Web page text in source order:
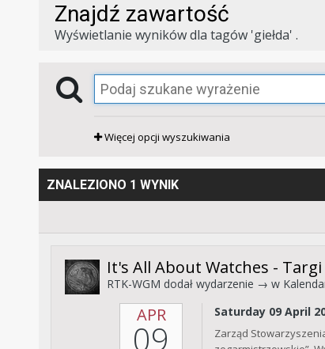
Znajdź zawartość
Wyświetlanie wyników dla tagów 'giełda' .
Więcej opcji wyszukiwania
ZNALEZIONO 1 WYNIK
It's All About Watches -
RTK-WGM dodał wydarzenie → w
APR
09
Saturday 09 April
Zarząd